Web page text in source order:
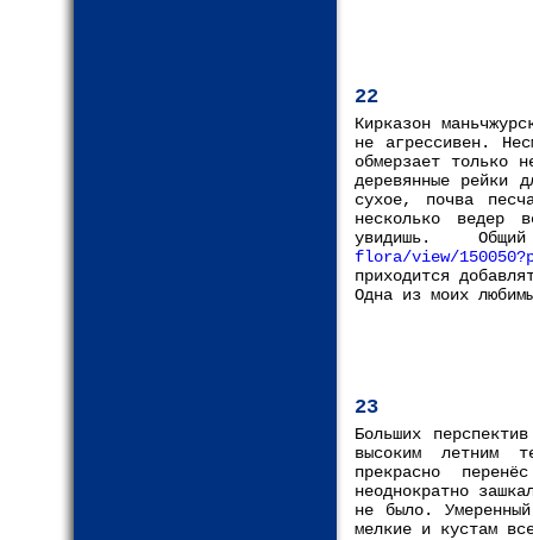
22
Кирказон
не агрессивен.
обмерзает только
деревянные рейки
сухое, почва
несколько ведер
увидишь.
flora/view/
приходится
Одна из моих
23
Больших
высоким летним
прекрасно
неоднократно
не было.
мелкие и кустам